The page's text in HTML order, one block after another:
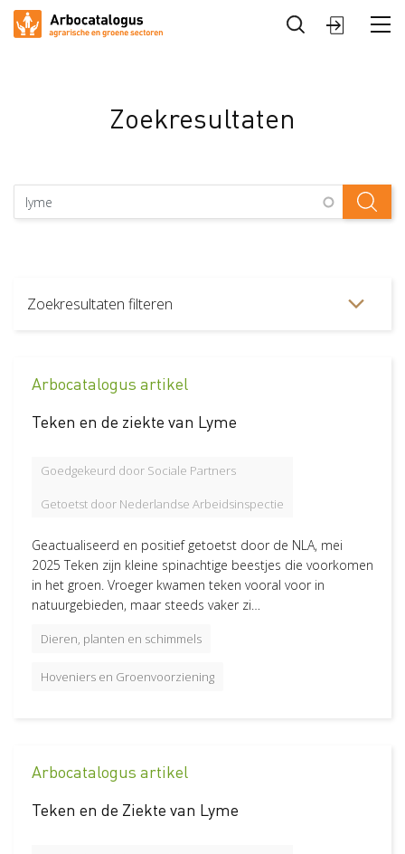
Sluiten
Zoekresultaten
Zoekresultaten filteren
Dieren, planten en schimmels
Gevaarlijke stoffen
Organisatie en beleid
Sector
Bos en Natuur
Arbocatalogus artikel
Teken en de ziekte van Lyme
Goedgekeurd door Sociale Partners
Getoetst door Nederlandse Arbeidsinspectie
Geactualiseerd en positief getoetst door de NLA, mei
2025 Teken zijn kleine spinachtige beestjes die voorkomen
in het groen. Vroeger kwamen teken vooral voor in
natuurgebieden, maar steeds vaker zi…
Dieren, planten en schimmels
Hoveniers en Groenvoorziening
Arbocatalogus artikel
Teken en de Ziekte van Lyme